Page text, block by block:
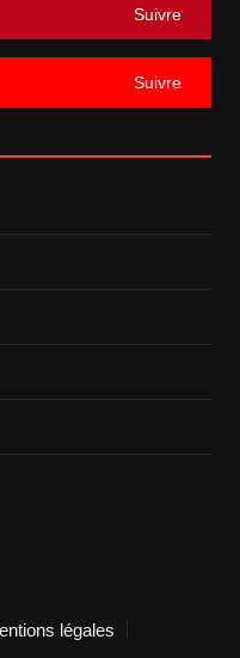
Suivre
Suivre
légales